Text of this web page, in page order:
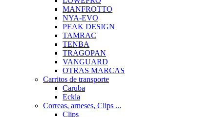
MANFROTTO
NYA-EVO
PEAK DESIGN
TAMRAC
TENBA
TRAGOPAN
VANGUARD
OTRAS MARCAS
Carritos de transporte
Caruba
Eckla
Correas, arneses, Clips ...
Clips